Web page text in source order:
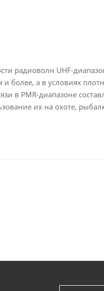
радиоволн UHF-
более, а в условиях
в PMR-диапазоне
их на охоте,